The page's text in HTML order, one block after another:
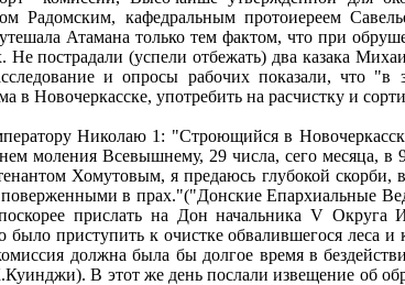
кафедральным протоиереем
Атамана только тем фактом, что при
пострадали (успели отбежать) два казака
и опросы рабочих показали, что
Новочеркасске, употребить на расчистку и
Николаю 1: "Строющийся в
моления Всевышнему, 29 числа, сего месяца,
Хомутовым, я предаюсь глубокой
в прах."("Донские Епархиальные
прислать на Дон начальника V Округа
приступить к очистке обвалившегося леса
должна была бы долгое время в
В этот же день послали извещение об